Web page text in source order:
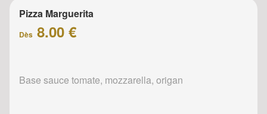
Pizza Marguerita
Dès 8.00 €
Base sauce tomate, mozzarella, origan